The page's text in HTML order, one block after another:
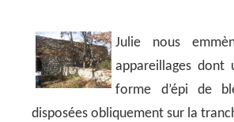
Julie nous
appareillages dont
forme d’épi de
disposées obliquement sur la